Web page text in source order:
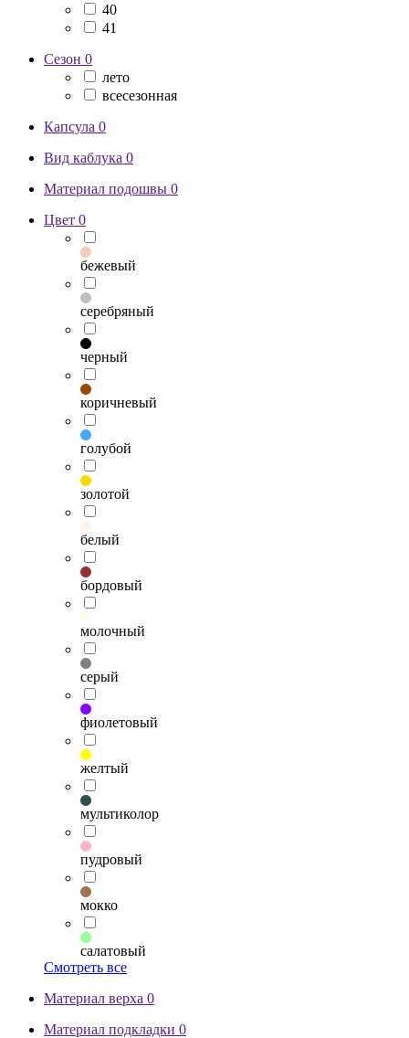
40
41
Сезон 0
лето
всесезонная
Капсула 0
Вид каблука 0
Материал подошвы 0
Цвет 0
бежевый
серебряный
черный
коричневый
голубой
золотой
белый
бордовый
молочный
серый
фиолетовый
желтый
мультиколор
пудровый
мокко
салатовый
Смотреть все
Материал верха 0
Материал подкладки 0